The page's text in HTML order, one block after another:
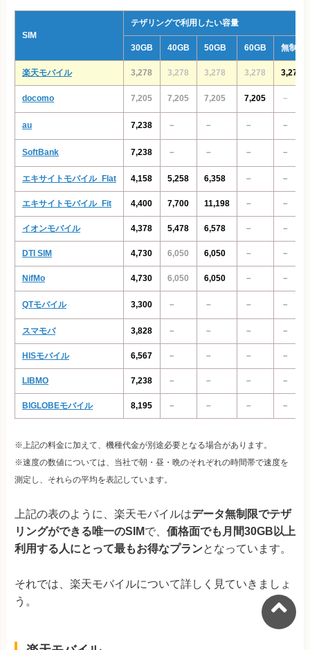
SIM
テザリングで利用したい容量
30GB 40GB 50GB 60GB 無制限
楽天モバイル 3,278 3,278 3,278 3,278 3,278
docomo 7,205 7,205 7,205 7,205 －
au 7,238 － － － －
SoftBank 7,238 － － － －
エキサイトモバイル_Flat 4,158 5,258 6,358 － －
エキサイトモバイル_Fit 4,400 7,700 11,198 － －
イオンモバイル 4,378 5,478 6,578 － －
DTI SIM 4,730 6,050 6,050 － －
NifMo 4,730 6,050 6,050 － －
QTモバイル 3,300 － － － －
スマモバ 3,828 － － － －
HISモバイル 6,567 － － － －
LIBMO 7,238 － － － －
BIGLOBEモバイル 8,195 － － － －
※上記の料金に加えて、機種代金が別途必要となる場合があります。
※速度の数値については、当社で朝・昼・晩のそれぞれの時間帯で速度を
測定し、それらの平均を表記しています。
上記の表のように、楽天モバイルはデータ無制限でテザ
リングができる唯一のSIMで、 価格面でも月間30GB以上
利用する人にとって最もお得なプランとなっています。
それでは、楽天モバイルについて詳しく見ていきましょ
う。